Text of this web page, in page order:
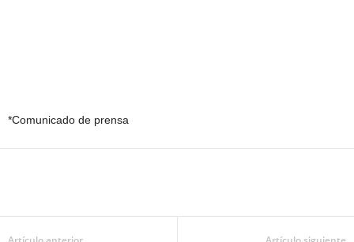
*Comunicado de prensa